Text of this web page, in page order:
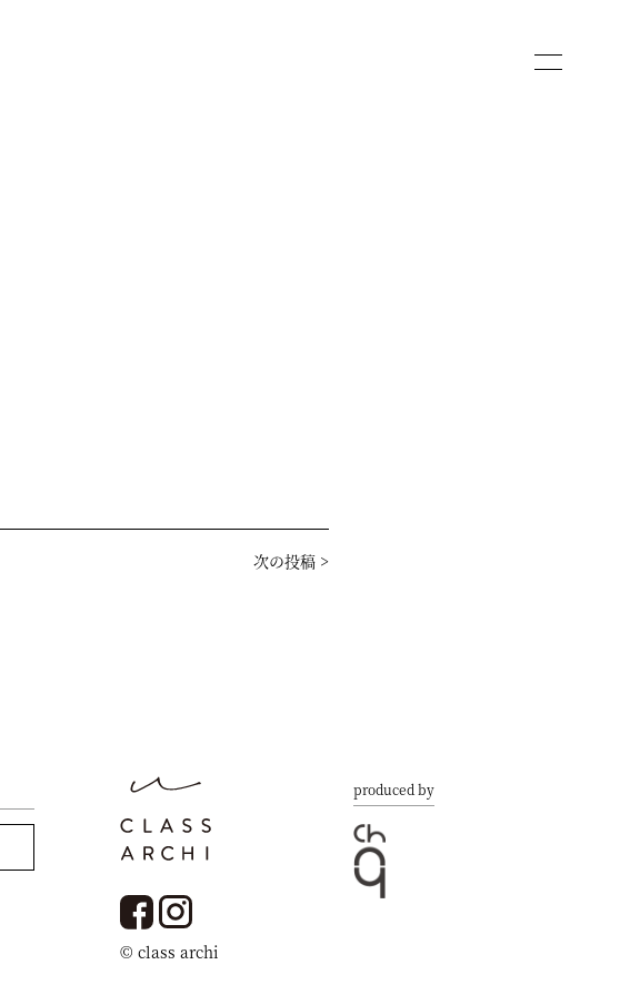
次の投稿 >
© class archi
produced by